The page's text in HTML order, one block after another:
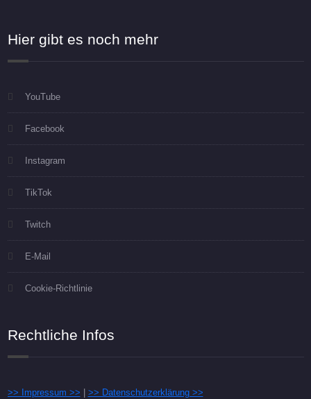
Hier gibt es noch mehr
YouTube
Facebook
Instagram
TikTok
Twitch
E-Mail
Cookie-Richtlinie
Rechtliche Infos
>> Impressum >> >> Datenschutzerklärung >>